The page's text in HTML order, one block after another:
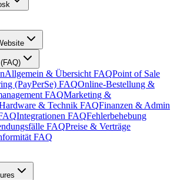
Allgemein & Übersicht FAQPoint of Sale
(PayPerSe) FAQOnline-Bestellung &
FAQMarketing &
& Technik FAQFinanzen & Admin
Integrationen FAQFehlerbehebung
FAQPreise & Verträge
FAQ